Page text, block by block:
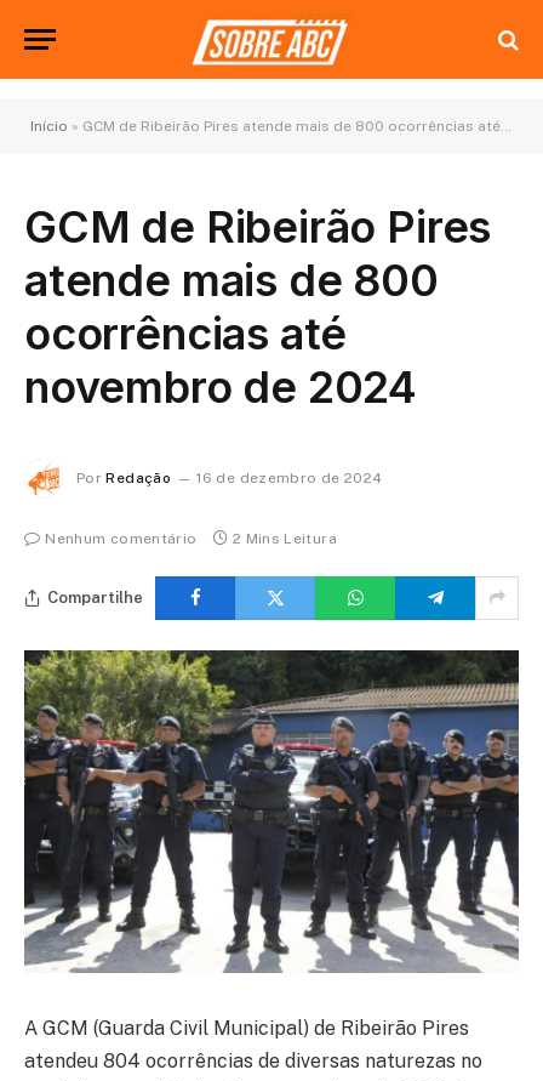
Início » GCM de Ribeirão Pires atende mais de 800 ocorrências até novembro de 2024
GCM de Ribeirão Pires
atende mais de 800
ocorrências até
novembro de 2024
Por Redação 16 de dezembro de 2024
Nenhum comentário 2 Mins Leitura
Compartilhe
A GCM (Guarda Civil Municipal) de Ribeirão Pires
atendeu 804 ocorrências de diversas naturezas no